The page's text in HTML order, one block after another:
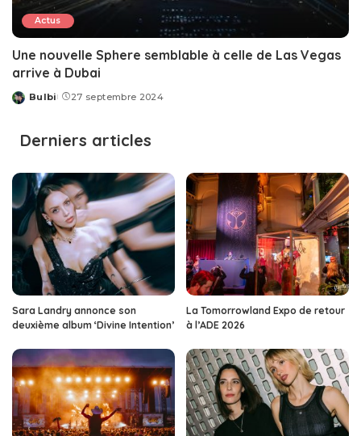
Actus
Une nouvelle Sphere semblable à celle de Las Vegas
arrive à Dubai
Posted
Bulbi 27 septembre 2024
Derniers articles
Sara Landry annonce son
deuxième album ‘Divine Intention’
La Tomorrowland Expo de retour
à l’ADE 2026